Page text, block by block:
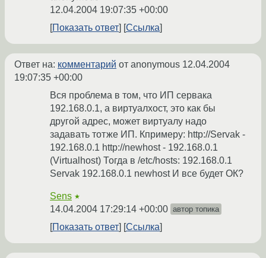
12.04.2004 19:07:35 +00:00
Показать ответ
Ссылка
Ответ на: комментарий от anonymous 12.04.2004
19:07:35 +00:00
Вся проблема в том, что ИП сервака
192.168.0.1, а виртуалхост, это как бы
другой адрес, может виртуалу надо
задавать тотже ИП. Кпримеру: http://Servak -
192.168.0.1 http://newhost - 192.168.0.1
(Virtualhost) Тогда в /etc/hosts: 192.168.0.1
Servak 192.168.0.1 newhost И все будет ОК?
Sens ★
14.04.2004 17:29:14 +00:00 автор топика
Показать ответ Ссылка